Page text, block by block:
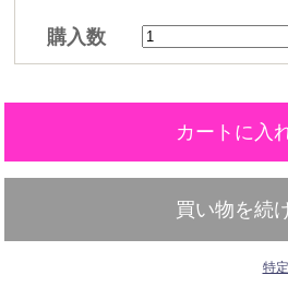
購入数
買い物を続
特